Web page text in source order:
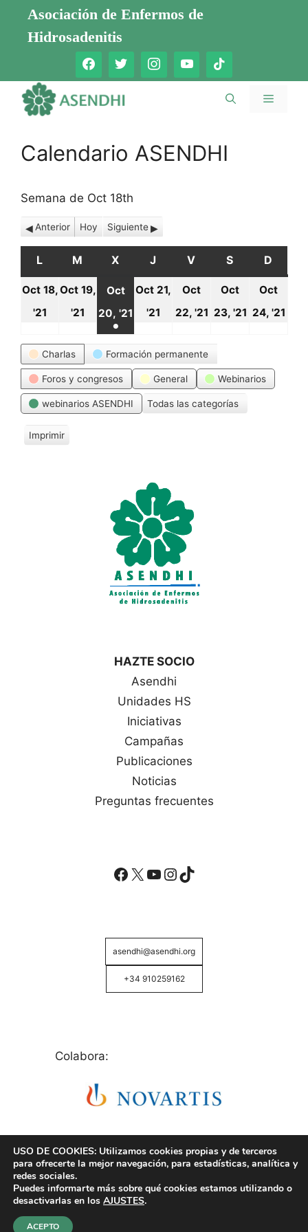
Saltar
contenido
Asociación de Enfermos de
Hidrosadenitis
Menú
Calendario ASENDHI
Semana de Oct 18th
Anterior Hoy Siguiente
L LUNES
M MARTES
X MIÉRCOLES
J JUEVES
V VIERNES
S SÁBADO
D
Oct 18,
'21
octubre,
2021
Oct 19,
'21
19
octubre,
2021
Oct
20, '21
20
octubre,
2021
●
(1
event)
Oct 21,
'21
21
2021
Oct
22, '21 22
2021
Oct
23, '21 23
Oct
24, '21
Categorías
Charlas Formación permanente
Foros y congresos General Webinarios
webinarios ASENDHI Todas las categorías
Imprimir
V
HAZTE SOCIO
Asendhi
Unidades HS
Iniciativas
Campañas
Publicaciones
Noticias
Preguntas frecuentes
Facebook
X YouTube
Instagram
TikTok
asendhi@asendhi.org
+34 910259162
Colabora:
© Copyright 2026 ASENDHI - Asociación de Enfermos
USO DE COOKIES: Utilizamos cookies propias y de terceros
para ofrecerte la mejor navegación, para estadísticas, analítica y
redes sociales.
Puedes informarte más sobre qué cookies estamos utilizando o
desactivarlas en los AJUSTES.
ACEPTO